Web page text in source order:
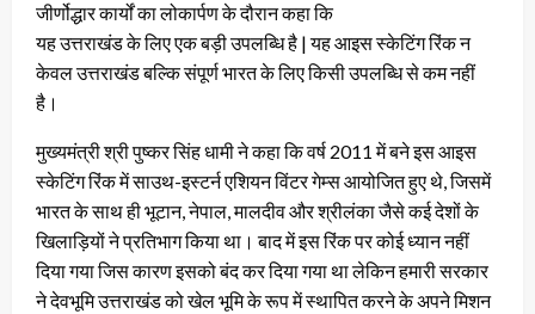
जीर्णोद्धार कार्यों का लोकार्पण के दौरान कहा कि
यह उत्तराखंड के लिए एक बड़ी उपलब्धि है | यह आइस स्केटिंग रिंक न
केवल उत्तराखंड बल्कि संपूर्ण भारत के लिए किसी उपलब्धि से कम नहीं
है।
मुख्यमंत्री श्री पुष्कर सिंह धामी ने कहा कि वर्ष 2011 में बने इस आइस
स्केटिंग रिंक में साउथ-इस्टर्न एशियन विंटर गेम्स आयोजित हुए थे, जिसमें
भारत के साथ ही भूटान, नेपाल, मालदीव और श्रीलंका जैसे कई देशों के
खिलाड़ियों ने प्रतिभाग किया था। बाद में इस रिंक पर कोई ध्यान नहीं
दिया गया जिस कारण इसको बंद कर दिया गया था लेकिन हमारी सरकार
ने देवभूमि उत्तराखंड को खेल भूमि के रूप में स्थापित करने के अपने मिशन